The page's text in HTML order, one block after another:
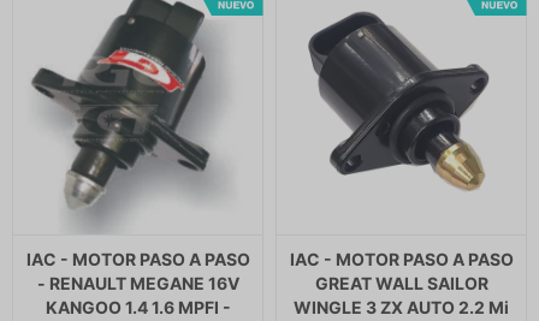
IAC - MOTOR PASO A PASO
- RENAULT MEGANE 16V
KANGOO 1.4 1.6 MPFI -
IAC - MOTOR PASO A PASO
GREAT WALL SAILOR
WINGLE 3 ZX AUTO 2.2 Mi